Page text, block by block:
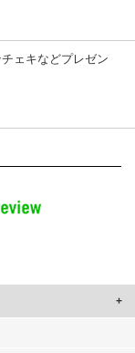
ェキなどプレゼン
たコンテンツや広告の